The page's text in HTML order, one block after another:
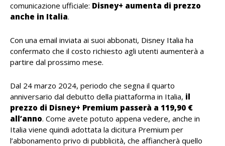
comunicazione ufficiale: Disney+ aumenta di prezzo
anche in Italia.
Con una email inviata ai suoi abbonati, Disney Italia ha
confermato che il costo richiesto agli utenti aumenterà a
partire dal prossimo mese.
Dal 24 marzo 2024, periodo che segna il quarto
anniversario dal debutto della piattaforma in Italia, il
prezzo di Disney+ Premium passerà a 119,90 €
all’anno. Come avete potuto appena vedere, anche in
Italia viene quindi adottata la dicitura Premium per
l’abbonamento privo di pubblicità, che affiancherà quello